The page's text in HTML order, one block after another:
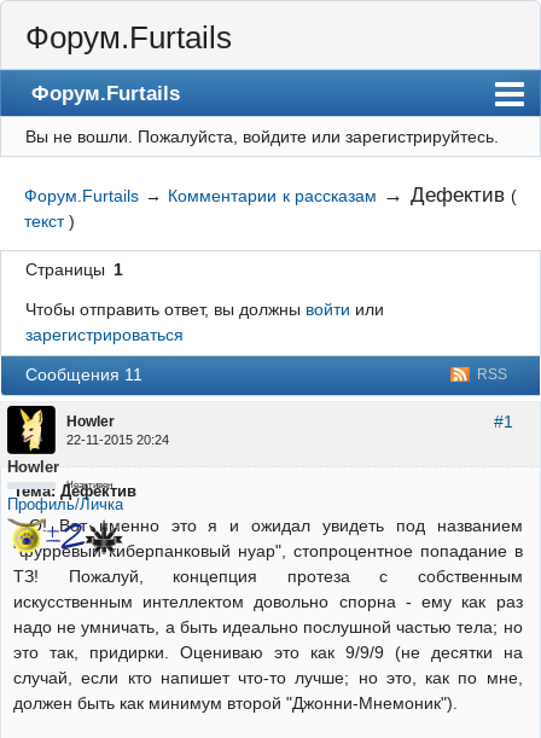
Форум.Furtails
Форум.Furtails
На сайт
Форум
Регистрация
Вход
Вы не вошли. Пожалуйста, войдите или зарегистрируйтесь.
Форум.Furtails → Комментарии к рассказам → Дефектив (
текст)
Страницы 1
Чтобы отправить ответ, вы должны войти или
зарегистрироваться
RSS
Сообщения 11
#1
Howler
22-11-2015 20:24
Howler
Неактивен
Профиль/Личка
Тема: Дефектив
О! Вот именно это я и ожидал увидеть под названием
"фуррёвый киберпанковый нуар", стопроцентное попадание в
ТЗ! Пожалуй, концепция протеза с собственным
искусственным интеллектом довольно спорна - ему как раз
надо не умничать, а быть идеально послушной частью тела; но
это так, придирки. Оцениваю это как 9/9/9 (не десятки на
случай, если кто напишет что-то лучше; но это, как по мне,
должен быть как минимум второй "Джонни-Мнемоник").